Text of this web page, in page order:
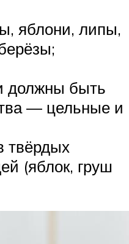
яблони, липы,
должны быть
— цельные и
твёрдых
(яблок, груш